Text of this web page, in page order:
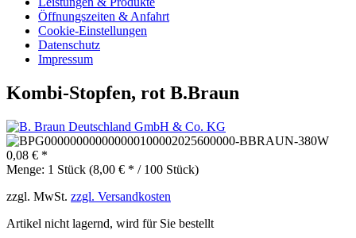
Öffnungszeiten & Anfahrt
Cookie-Einstellungen
Datenschutz
Impressum
Kombi-Stopfen, rot B.Braun
0,08 € *
Menge: 1 Stück (8,00 € * / 100 Stück)
zzgl. MwSt. zzgl. Versandkosten
Artikel nicht lagernd, wird für Sie bestellt